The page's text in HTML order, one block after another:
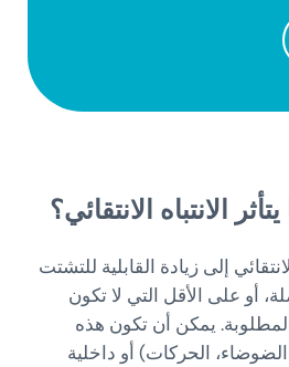
الانتباه الانتقائي؟
إلى زيادة القابلية للتشتت
أو على الأقل التي لا تكون
يمكن أن تكون هذه
الحركات) أو داخلية